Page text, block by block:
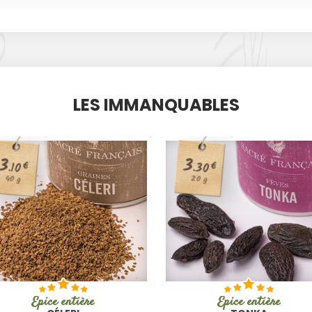
LES IMMANQUABLES
.10€
40 g
Épice entière
3.30€
20 g
Épice entière